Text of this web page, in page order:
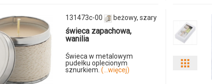
i
131473c-00 beżowy, szary
świeca zapachowa,
wanilia
Świeca w metalowym
pudełku oplecionym
sznurkiem. (...więcej)